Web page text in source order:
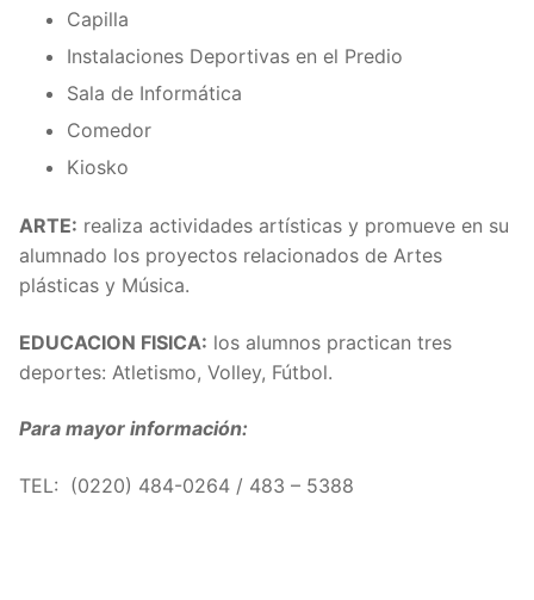
Capilla
Instalaciones Deportivas en el Predio
Sala de Informática
Comedor
Kiosko
ARTE: realiza actividades artísticas y promueve en su
alumnado los proyectos relacionados de Artes
plásticas y Música.
EDUCACION FISICA: los alumnos practican tres
deportes: Atletismo, Volley, Fútbol.
Para mayor información:
TEL: (0220) 484-0264 / 483 – 5388